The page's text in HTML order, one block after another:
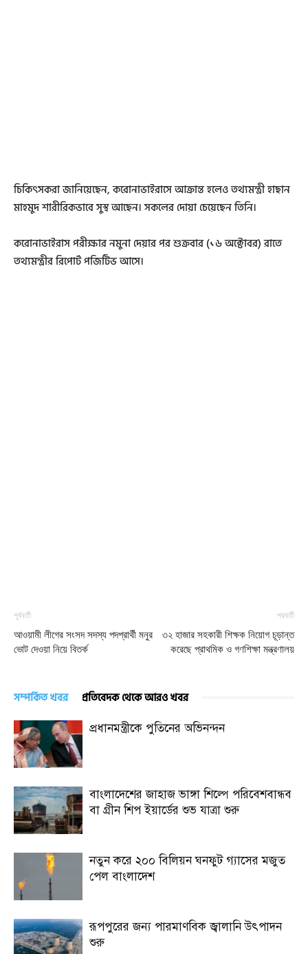
চিকিৎসকরা জানিয়েছেন, করোনাভাইরাসে আক্রান্ত হলেও তথ্যমন্ত্রী হাছান
মাহমুদ শারীরিকভাবে সুস্থ আছেন। সকলের দোয়া চেয়েছেন তিনি।
করোনাভাইরাস পরীক্ষার নমুনা দেয়ার পর শুক্রবার (১৬ অক্টোবর) রাতে
তথ্যমন্ত্রীর রিপোর্ট পজিটিভ আসে।
পূর্ববর্তী
আওয়ামী লীগের সংসদ সদস্য পদপ্রার্থী মনুর
ভোট দেওয়া নিয়ে বিতর্ক
পরবর্তী
৩২ হাজার সহকারী শিক্ষক নিয়োগ চূড়ান্ত
করেছে প্রাথমিক ও গণশিক্ষা মন্ত্রণালয়
সম্পর্কিত খবর প্রতিবেদক থেকে আরও খবর
প্রধানমন্ত্রীকে পুতিনের অভিনন্দন
বাংলাদেশের জাহাজ ভাঙ্গা শিল্পে পরিবেশবান্ধব
বা গ্রীন শিপ ইয়ার্ডের শুভ যাত্রা শুরু
নতুন করে ২০০ বিলিয়ন ঘনফুট গ্যাসের মজুত
পেল বাংলাদেশ
রূপপুরের জন্য পারমাণবিক জ্বালানি উৎপাদন
শুরু